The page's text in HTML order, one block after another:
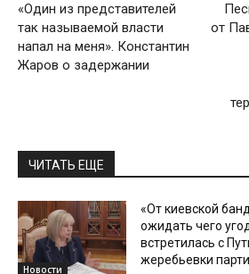
«Один из представителей
так называемой власти
напал на меня». Константин
Жаров о задержании
от
ЧИТАТЬ ЕЩЕ
Новости
«От киевской
ожидать чего
встретилась с
жеребьевки